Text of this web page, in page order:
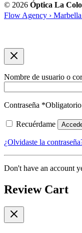
© 2026 Óptica La
Flow Agency ›
Nombre de usuario o
Contraseña *Obligatorio
Recuérdame
¿Olvidaste la
Don't have an account
Review Cart